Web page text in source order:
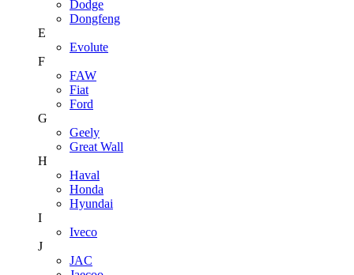
Dodge
Dongfeng
E
Evolute
F
FAW
Fiat
Ford
G
Geely
Great Wall
H
Haval
Honda
Hyundai
I
Iveco
J
JAC